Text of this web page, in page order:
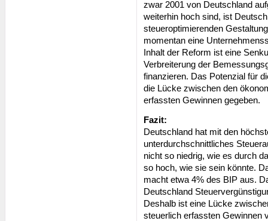
zwar 2001 von Deutschland
weiterhin hoch sind, ist
steueroptimierenden
momentan eine
Inhalt der Reform ist eine
Verbreiterung der
finanzieren. Das Potenzial für
die Lücke zwischen den
erfassten Gewinnen gegeben.
Fazit:
Deutschland hat mit den
unterdurchschnittliches
nicht so niedrig, wie es durch
so hoch, wie sie sein könnte.
macht etwa 4% des BIP aus.
Deutschland
Deshalb ist eine Lücke
steuerlich erfassten Gewinnen